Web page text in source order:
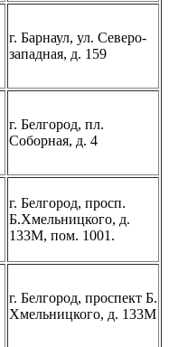
г. Барнаул, ул. Северо-
западная, д. 159
г. Белгород, пл.
Соборная, д. 4
г. Белгород, просп.
Б.Хмельницкого, д.
133М, пом. 1001.
г. Белгород, проспект Б.
Хмельницкого, д. 133М